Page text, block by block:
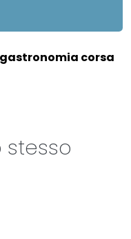
corsa
stesso